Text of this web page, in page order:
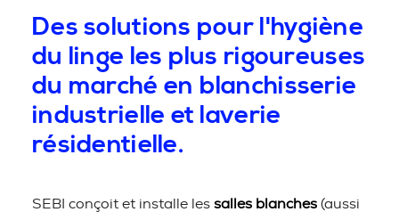
Des solutions pour l'hygiène
du linge les plus rigoureuses
du marché en blanchisserie
industrielle et laverie
résidentielle.
SEBI conçoit et installe les salles blanches (aussi